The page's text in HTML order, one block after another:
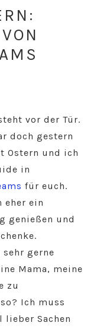
vor der Tür.
doch gestern
Ostern und ich
in
für euch.
eher ein
genießen und
gerne
Mama, meine
zu
Ich muss
lieber Sachen